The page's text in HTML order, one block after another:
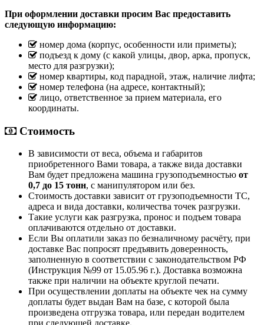
При оформлении доставки просим Вас предоставить
следующую информацию:
номер дома (корпус, особенности или приметы);
подъезд к дому (с какой улицы, двор, арка, пропуск,
место для разгрузки);
номер квартиры, код парадной, этаж, наличие лифта;
номер телефона (на адресе, контактный);
лицо, ответственное за прием материала, его
координаты.
Стоимость
В зависимости от веса, объема и габаритов
приобретенного Вами товара, а также вида доставки
Вам будет предложена машина грузоподъемностью от
0,7 до 15 тонн, с манипулятором или без.
Стоимость доставки зависит от грузоподъемности ТС,
адреса и вида доставки, количества точек разгрузки.
Такие услуги как разгрузка, пронос и подъем товара
оплачиваются отдельно от доставки.
Если Вы оплатили заказ по безналичному расчёту, при
доставке Вас попросят предъявить доверенность,
заполненную в соответствии с законодательством РФ
(Инструкция №99 от 15.05.96 г.). Доставка возможна
также при наличии на объекте круглой печати.
При осуществлении доплаты на объекте чек на сумму
доплаты будет выдан Вам на базе, с которой была
произведена отгрузка товара, или передан водителем